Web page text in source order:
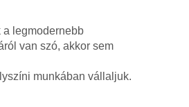
legmodernebb
van szó, akkor sem
munkában vállaljuk.